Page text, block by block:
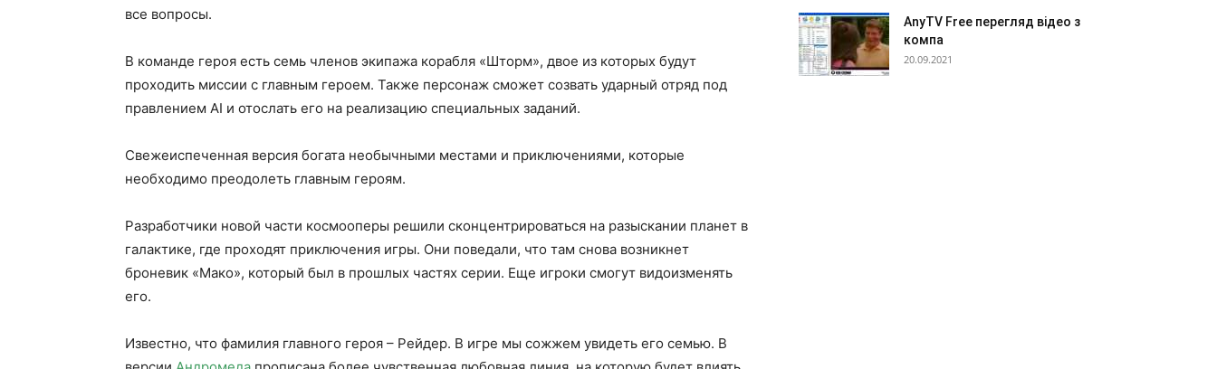
все вопросы.
В команде героя есть семь членов экипажа корабля «Шторм», двое из которых будут
проходить миссии с главным героем. Также персонаж сможет созвать ударный отряд под
правлением AI и отослать его на реализацию специальных заданий.
Свежеиспеченная версия богата необычными местами и приключениями, которые
необходимо преодолеть главным героям.
Разработчики новой части космооперы решили сконцентрироваться на разыскании планет в
галактике, где проходят приключения игры. Они поведали, что там снова возникнет
броневик «Мако», который был в прошлых частях серии. Еще игроки смогут видоизменять
его.
Известно, что фамилия главного героя – Рейдер. В игре мы сожжем увидеть его семью. В
AnyTV Free перегляд відео з
компа
20.09.2021